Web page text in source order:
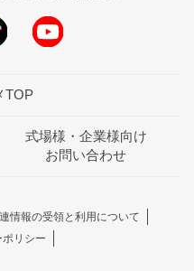
TOP
式場様・企業様向け
お問い合わせ
情報の受領と利用について
リシー